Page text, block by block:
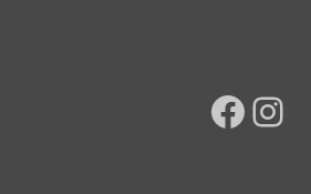
Facebook Instagram